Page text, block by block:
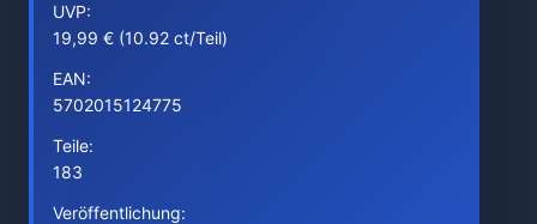
UVP:
19,99 € (10.92 ct/Teil)
EAN:
5702015124775
Teile:
183
Veröffentlichung: